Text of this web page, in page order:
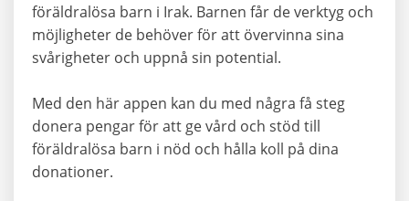
föräldralösa barn i Irak. Barnen får de verktyg och
möjligheter de behöver för att övervinna sina
svårigheter och uppnå sin potential.
Med den här appen kan du med några få steg
donera pengar för att ge vård och stöd till
föräldralösa barn i nöd och hålla koll på dina
donationer.